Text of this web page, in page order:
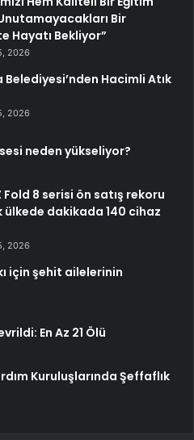
Bir
Hayatı Bekliyor”
2026
Belediyesi’nden Hacimli Atık
2026
neden yükseliyor?
Fold 8 serisi ön satış rekoru
ülkede dakikada 140 cihaz
2026
için şehit ailelerinin
En Az 21 Ölü
Kuruluşlarında Şeffaflık